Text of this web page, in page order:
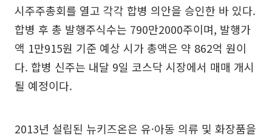
시주주총회를 열고 각각 합병 의안을 승인한 바 있다.
합병 후 총 발행주식수는 790만2000주이며, 발행가
액 1만915원 기준 예상 시가 총액은 약 862억 원이
다. 합병 신주는 내달 9일 코스닥 시장에서 매매 개시
될 예정이다.
2013년 설립된 뉴키즈온은 유·아동 의류 및 화장품을